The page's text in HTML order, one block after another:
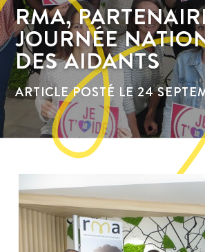
RMA,
JOURNÉE
DES AIDANTS
ARTICLE POSTÉ LE 24